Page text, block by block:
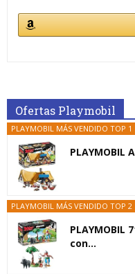
Ofertas Playmobil
PLAYMOBIL MÁS VENDIDO TOP 1
PLAYMOBIL
PLAYMOBIL MÁS VENDIDO TOP 2
PLAYMOBIL
con...